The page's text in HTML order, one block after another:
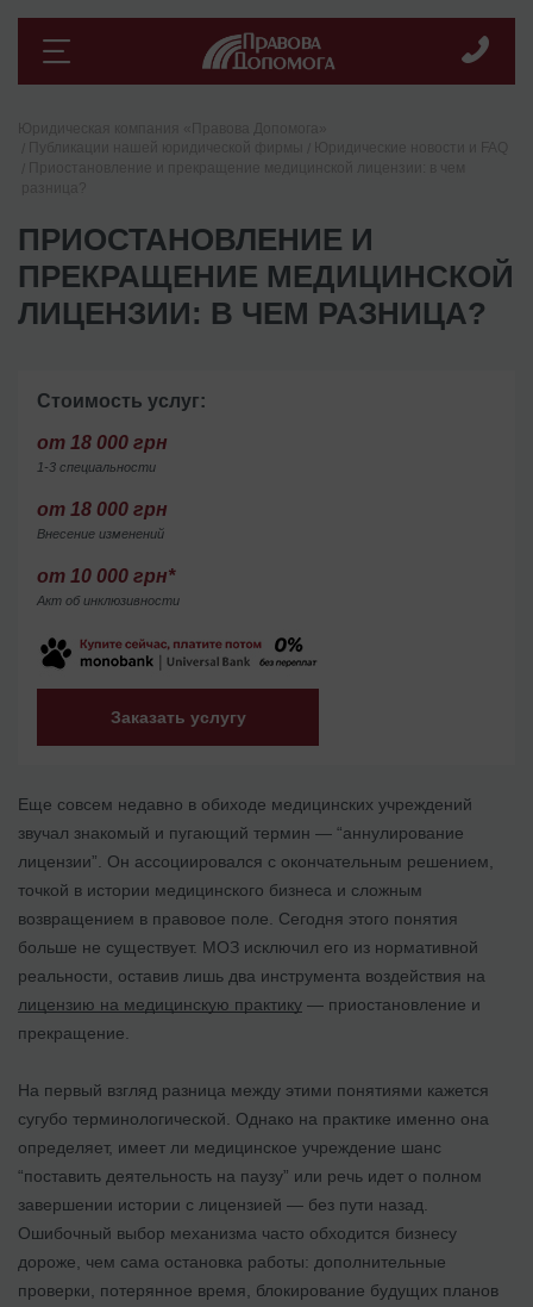
ПРИОСТАНОВЛЕНИЕ И
ПРЕКРАЩЕНИЕ МЕДИЦИНСКОЙ
ЛИЦЕНЗИИ: В ЧЕМ РАЗНИЦА?
Стоимость услуг:
от 18 000 грн
1-3 специальности
от 18 000 грн
Внесение изменений
от 10 000 грн*
Акт об инклюзивности
Заказать услугу
Еще совсем недавно в обиходе медицинских учреждений
звучал знакомый и пугающий термин — “аннулирование
лицензии”. Он ассоциировался с окончательным решением,
точкой в истории медицинского бизнеса и сложным
возвращением в правовое поле. Сегодня этого понятия
больше не существует. МОЗ исключил его из нормативной
реальности, оставив лишь два инструмента воздействия на
лицензию на медицинскую практику — приостановление и
прекращение.
На первый взгляд разница между этими понятиями кажется
сугубо терминологической. Однако на практике именно она
определяет, имеет ли медицинское учреждение шанс
“поставить деятельность на паузу” или речь идет о полном
завершении истории с лицензией — без пути назад.
Ошибочный выбор механизма часто обходится бизнесу
дороже, чем сама остановка работы: дополнительные
проверки, потерянное время, блокирование будущих планов